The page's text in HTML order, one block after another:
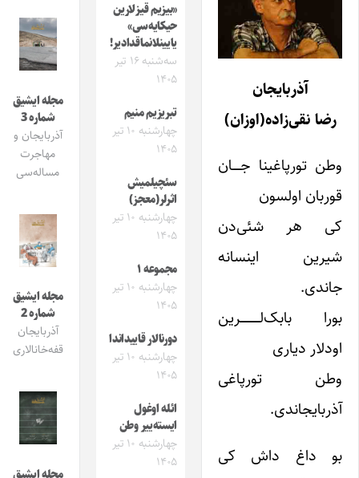
آذربایجان
رضا نقی‌زاده(اوزان)
وطن تورپاغینا جـــــان
قوربان اولسون
کی هر شئی‌دن
شیرین اینسانه
جاندی.
بورا بابک‌لــــــــــــرین
اودلار دیاری
وطن تورپاغی
آذربایجاندی.
بو داغ داش کی
«بیزیم قیزلارین
حیکایه‌سی»
یایینلانماقدادیر!
سه‌شنبه ۱۶ تیر
۱۴۰۵
تبریزیم منیم
چهارشنبه ۱۰ تیر
۱۴۰۵
سئچیلمیش
اثرلر(معجز)
چهارشنبه ۱۰ تیر
۱۴۰۵
مجموعه ۱
چهارشنبه ۱۰ تیر
۱۴۰۵
دورنالار قاییداندا
چهارشنبه ۱۰ تیر
۱۴۰۵
ائله اوغول
ایسته‌ییر وطن
چهارشنبه ۱۰ تیر
۱۴۰۵
مجله ایشیق
شماره 3
آذربایجان و
مهاجرت
مساله‌سی
مجله ایشیق
شماره 2
آذربایجان
قفه‌خانالاری